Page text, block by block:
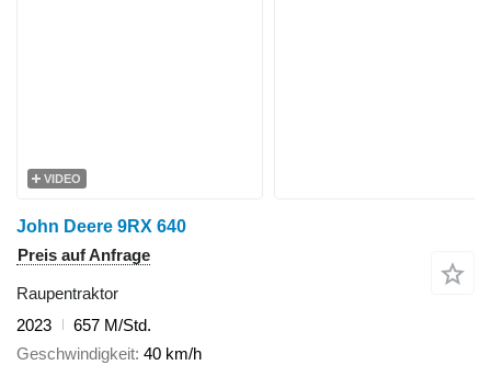
VIDEO
John Deere 9RX 640
Preis auf Anfrage
Raupentraktor
2023
657 M/Std.
Geschwindigkeit 40 km/h